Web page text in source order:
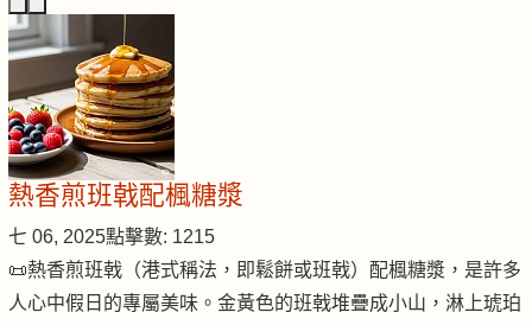
熱香煎班戟配楓糖漿
七 06, 2025點擊數: 1215
📜熱香煎班戟（港式稱法，即鬆餅或班戟）配楓糖漿，是許多
人心中假日的專屬美味。金黃色的班戟堆疊成小山，淋上琥珀